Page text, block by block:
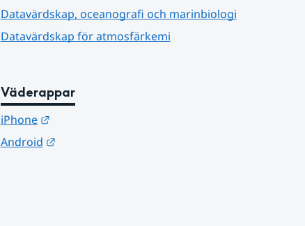
Datavärdskap, oceanografi och marinbiologi
Datavärdskap för atmosfärkemi
Väderappar
iPhone
Länk till annan webbplats.
Android
Länk till annan webbplats.